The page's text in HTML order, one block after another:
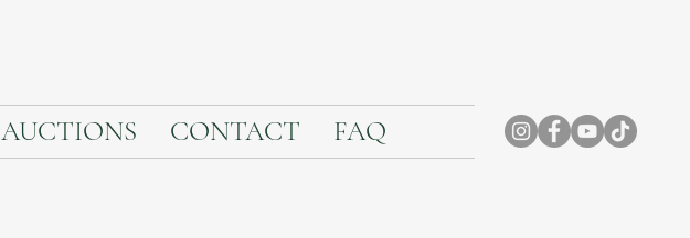
AUCTIONS CONTACT FAQ